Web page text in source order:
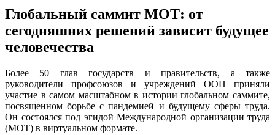
Глобальный саммит МОТ: от
сегодняшних решений зависит будущее
человечества
Более 50 глав государств и правительств, а также
руководители профсоюзов и учреждений ООН приняли
участие в самом масштабном в истории глобальном саммите,
посвященном борьбе с пандемией и будущему сферы труда.
Он состоялся под эгидой Международной организации труда
(МОТ) в виртуальном формате.